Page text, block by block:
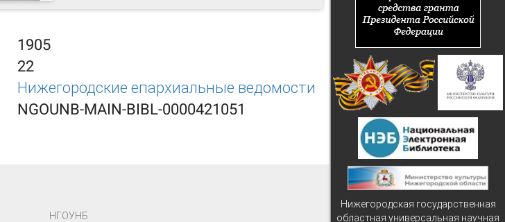
1905
22
Нижегородские епархиальные ведомости
NGOUNB-MAIN-BIBL-0000421051
НГОУНБ
Нижегородская государственная
областная универсальная научная